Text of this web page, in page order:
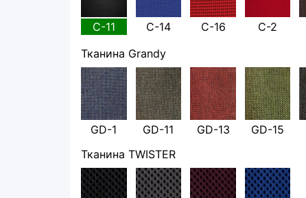
С-11 С-14 С-16 С-2
Тканина Grandy
GD-1 GD-11 GD-13 GD-15
Тканина TWISTER